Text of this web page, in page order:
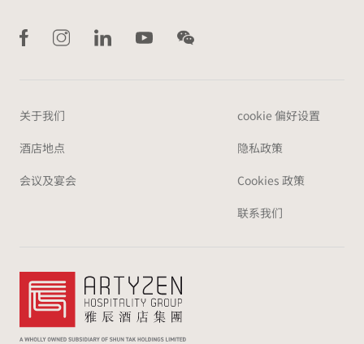
关于我们
酒店地点
会议及宴会
cookie 偏好设置
隐私政策
Cookies 政策
联系我们